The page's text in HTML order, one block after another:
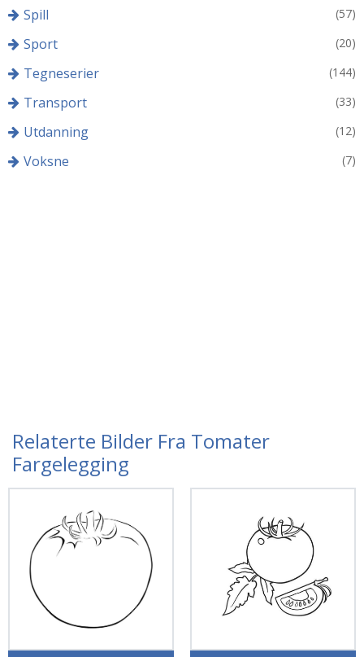
Spill (57)
Sport (20)
Tegneserier (144)
Transport (33)
Utdanning (12)
Voksne (7)
Relaterte Bilder Fra Tomater
Fargelegging